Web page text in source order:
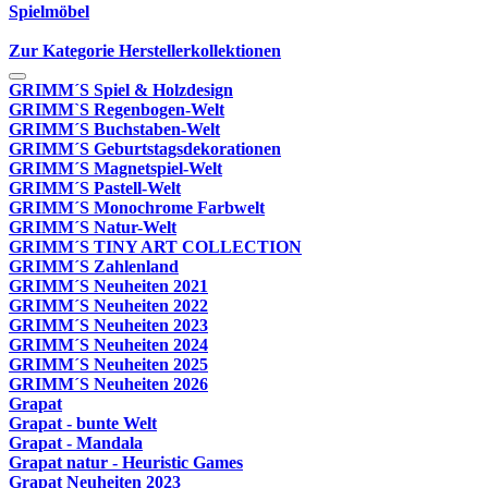
Spielmöbel
Zur Kategorie Herstellerkollektionen
GRIMM´S Spiel & Holzdesign
GRIMM`S Regenbogen-Welt
GRIMM´S Buchstaben-Welt
GRIMM´S Geburtstagsdekorationen
GRIMM´S Magnetspiel-Welt
GRIMM´S Pastell-Welt
GRIMM´S Monochrome Farbwelt
GRIMM´S Natur-Welt
GRIMM´S TINY ART COLLECTION
GRIMM´S Zahlenland
GRIMM´S Neuheiten 2021
GRIMM´S Neuheiten 2022
GRIMM´S Neuheiten 2023
GRIMM´S Neuheiten 2024
GRIMM´S Neuheiten 2025
GRIMM´S Neuheiten 2026
Grapat
Grapat - bunte Welt
Grapat - Mandala
Grapat natur - Heuristic Games
Grapat Neuheiten 2023